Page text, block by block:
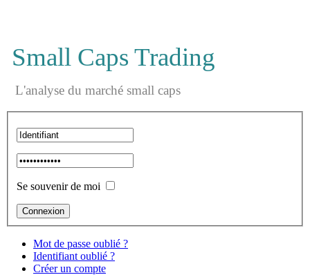
Small Caps Trading
L'analyse du marché small caps
Se souvenir de moi
Mot de passe oublié ?
Identifiant oublié ?
Créer un compte